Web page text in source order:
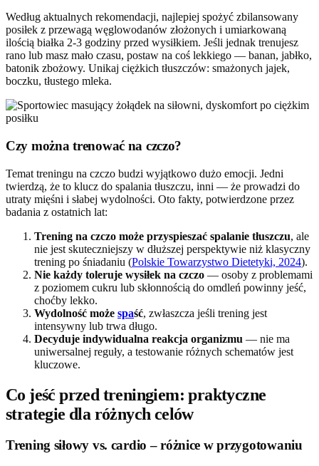
Według aktualnych rekomendacji, najlepiej spożyć zbilansowany
posiłek z przewagą węglowodanów złożonych i umiarkowaną
ilością białka 2-3 godziny przed wysiłkiem. Jeśli jednak trenujesz
rano lub masz mało czasu, postaw na coś lekkiego — banan, jabłko,
batonik zbożowy. Unikaj ciężkich tłuszczów: smażonych jajek,
boczku, tłustego mleka.
Czy można trenować na czczo?
Temat treningu na czczo budzi wyjątkowo dużo emocji. Jedni
twierdzą, że to klucz do spalania tłuszczu, inni — że prowadzi do
utraty mięśni i słabej wydolności. Oto fakty, potwierdzone przez
badania z ostatnich lat:
Trening na czczo może przyspieszać spalanie tłuszczu, ale
nie jest skuteczniejszy w dłuższej perspektywie niż klasyczny
trening po śniadaniu (Polskie Towarzystwo Dietetyki, 2024).
Nie każdy toleruje wysiłek na czczo — osoby z problemami
z poziomem cukru lub skłonnością do omdleń powinny jeść,
choćby lekko.
Wydolność może spaść, zwłaszcza jeśli trening jest
intensywny lub trwa długo.
Decyduje indywidualna reakcja organizmu — nie ma
uniwersalnej reguły, a testowanie różnych schematów jest
kluczowe.
Co jeść przed treningiem: praktyczne
strategie dla różnych celów
Trening siłowy vs. cardio – różnice w przygotowaniu